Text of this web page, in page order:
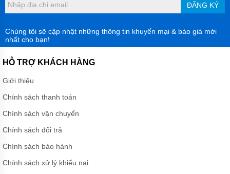
HÓA
CHẤT
THIẾT
CHUYÊN
DỤNG
BƠM
NGHIỆP
TIN
ĐĂNG KÝ
Chúng tôi sẽ cập nhật những thông tin khuyến mại & báo giá mới
nhất cho bạn!
HỖ TRỢ KHÁCH HÀNG
Giới thiệu
Chính sách thanh toán
Chính sách vận chuyển
Chính sách đổi trả
Chính sách bảo hành
Chính sách xử lý khiếu nại